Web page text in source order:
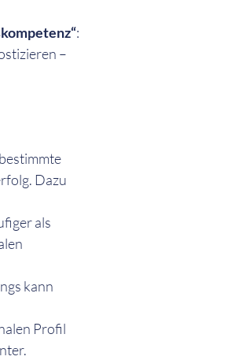
:
–
Dazu
als
kann
Profil